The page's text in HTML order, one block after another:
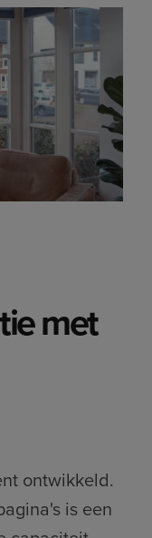
met
ontwikkeld.
is een